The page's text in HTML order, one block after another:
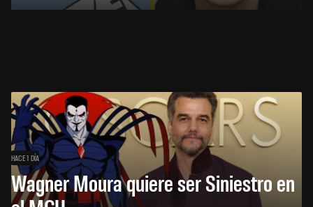
HACE 1 DÍA
Wagner Moura quiere ser Siniestro en